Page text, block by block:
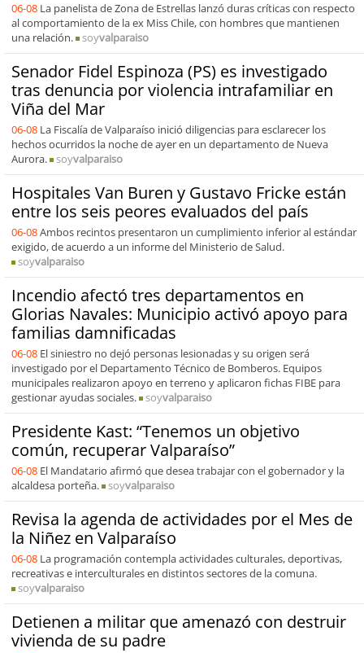
06-08 La panelista de Zona de Estrellas lanzó duras críticas con respecto
al comportamiento de la ex Miss Chile, con hombres que mantienen
una relación.
soyvalparaiso
Senador Fidel Espinoza (PS) es investigado
tras denuncia por violencia intrafamiliar en
Viña del Mar
06-08 La Fiscalía de Valparaíso inició diligencias para esclarecer los
hechos ocurridos la noche de ayer en un departamento de Nueva
Aurora.
soyvalparaiso
Hospitales Van Buren y Gustavo Fricke están
entre los seis peores evaluados del país
06-08Ambos recintos presentaron un cumplimiento inferior al estándar
exigido, de acuerdo a un informe del Ministerio de Salud.
soyvalparaiso
Incendio afectó tres departamentos en
Glorias Navales: Municipio activó apoyo para
familias damnificadas
06-08 El siniestro no dejó personas lesionadas y su origen será
investigado por el Departamento Técnico de Bomberos. Equipos
municipales realizaron apoyo en terreno y aplicaron fichas FIBE para
gestionar ayudas sociales.
soyvalparaiso
Presidente Kast: “Tenemos un objetivo
común, recuperar Valparaíso”
06-08 El Mandatario afirmó que desea trabajar con el gobernador y la
alcaldesa porteña.
soyvalparaiso
Revisa la agenda de actividades por el Mes de
la Niñez en Valparaíso
06-08 La programación contempla actividades culturales, deportivas,
recreativas e interculturales en distintos sectores de la comuna.
soyvalparaiso
Detienen a militar que amenazó con destruir
vivienda de su padre